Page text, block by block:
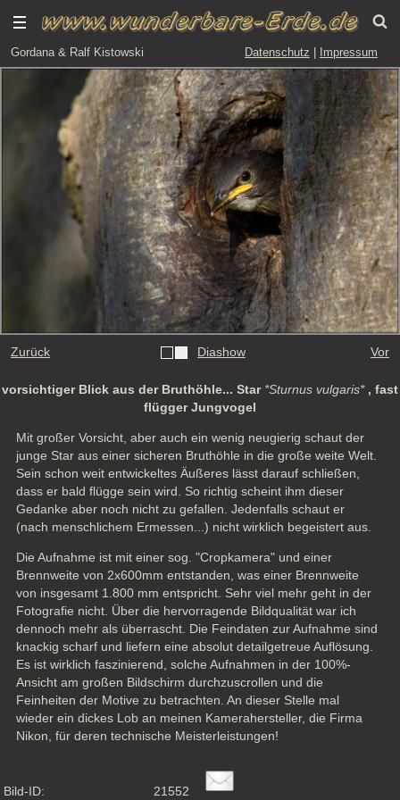
Gordana & Ralf Kistowski Datenschutz Impressum
Zurück Diashow Vor
vorsichtiger Blick aus der Bruthöhle... Star *Sturnus vulgaris*, fast
flügger Jungvogel
Mit großer Vorsicht, aber auch ein wenig neugierig schaut der
junge Star aus einer sicheren Bruthöhle in die große weite Welt.
Sein schon weit entwickeltes Äußeres lässt darauf schließen,
dass er bald flügge sein wird. So richtig scheint ihm dieser
Gedanke aber noch nicht zu gefallen. Jedenfalls schaut er
(nach menschlichem Ermessen...) nicht wirklich begeistert aus.
Die Aufnahme ist mit einer sog. "Cropkamera" und einer
Brennweite von 2x600mm entstanden, was einer Brennweite
von insgesamt 1.800 mm entspricht. Sehr viel mehr geht in der
Fotografie nicht. Über die hervorragende Bildqualität war ich
dennoch mehr als überrascht. Die Feindaten zur Aufnahme sind
knackig scharf und liefern eine absolut detailgetreue Auflösung.
Es ist wirklich faszinierend, solche Aufnahmen in der 100%-
Ansicht am großen Bildschirm durchzuscrollen und die
Feinheiten der Motive zu betrachten. An dieser Stelle mal
wieder ein dickes Lob an meinen Kamerahersteller, die Firma
Nikon, für deren technische Meisterleistungen!
Bild-ID: 21552